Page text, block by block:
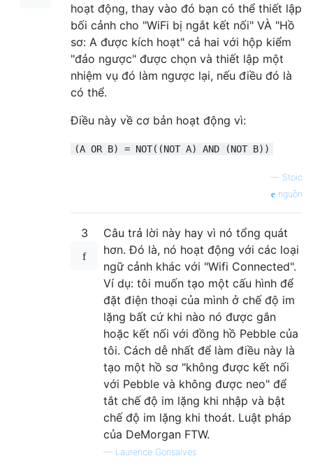
hoạt động, thay vào đó bạn có thể thiết lập
bối cảnh cho "WiFi bị ngắt kết nối" VÀ "Hồ
sơ: A được kích hoạt" cả hai với hộp kiểm
"đảo ngược" được chọn và thiết lập một
nhiệm vụ đó làm ngược lại, nếu điều đó là
có thể.
Điều này về cơ bản hoạt động vì:
(A OR B) = NOT((NOT A) AND (NOT B))
— Stoic
nguồn
3
Câu trả lời này hay vì nó tổng quát
hơn. Đó là, nó hoạt động với các loại
ngữ cảnh khác với "Wifi Connected".
Ví dụ: tôi muốn tạo một cấu hình để
đặt điện thoại của mình ở chế độ im
lặng bất cứ khi nào nó được gắn
hoặc kết nối với đồng hồ Pebble của
tôi. Cách dễ nhất để làm điều này là
tạo một hồ sơ "không được kết nối
với Pebble và không được neo" để
tắt chế độ im lặng khi nhập và bật
chế độ im lặng khi thoát. Luật pháp
của DeMorgan FTW.
— Laurence Gonsalves